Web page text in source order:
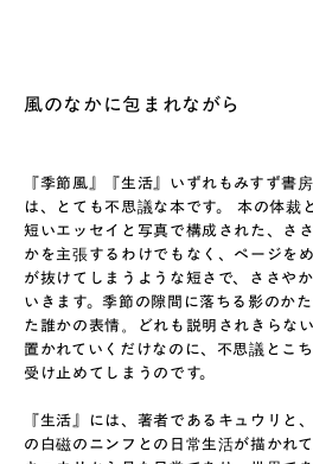
風のなかに包まれながら
『季節風』『生活』いずれもみすず書
は、とても不思議な本です。 本の体裁
短いエッセイと写真で構成された、さ
かを主張するわけでもなく、ページを
が抜けてしまうような短さで、ささや
いきます。季節の隙間に落ちる影のか
た誰かの表情。どれも説明されきらな
置かれていくだけなのに、不思議とこ
受け止めてしまうのです。
『生活』には、著者であるキュウリと
の白磁のニンフとの日常生活が描かれ